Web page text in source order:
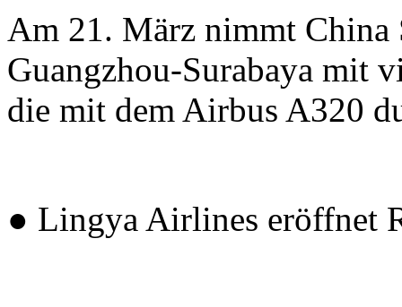
Am 21. März nimmt China
Guangzhou-Surabaya mit
die mit dem Airbus A320
● Lingya Airlines eröffnet